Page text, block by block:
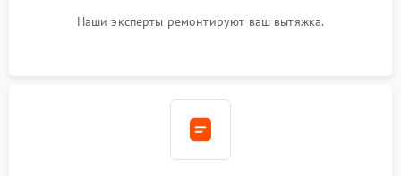
Наши эксперты ремонтируют ваш вытяжка.